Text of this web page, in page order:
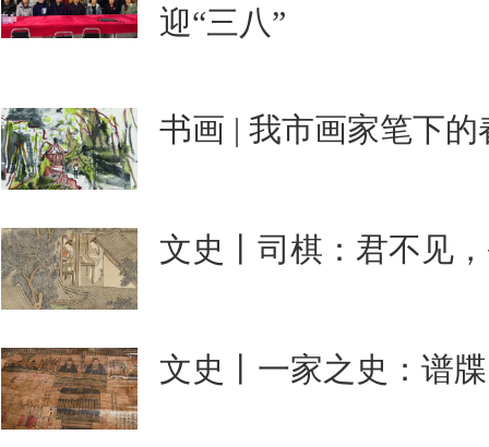
迎“三八”
书画 | 我市画家笔下
文史丨司棋：君不见
文史丨一家之史：谱牒